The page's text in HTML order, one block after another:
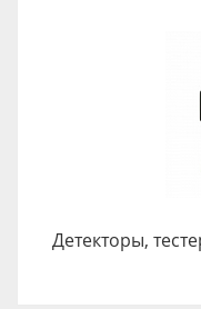
Детекторы,